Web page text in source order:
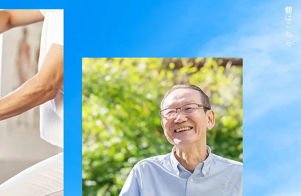
問合せはこちら